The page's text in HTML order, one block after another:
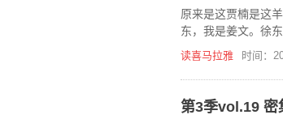
原来是这贾楠是这
东，我是姜文。徐
期的开头啊，你说
读喜马拉雅 时间：
第3季vol.19 密